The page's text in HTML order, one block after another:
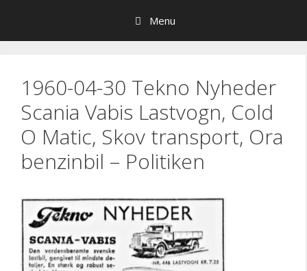
indhold
Menu
1960-04-30 Tekno Nyheder
Scania Vabis Lastvogn, Cold
O Matic, Skov transport, Ora
benzinbil – Politiken